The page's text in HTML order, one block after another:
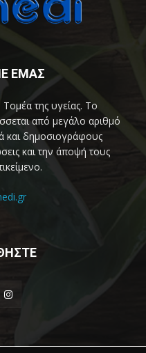
ΕΜΑΣ
της υγείας. Το
από μεγάλο αριθμό
και δημοσιογράφους
και την άποψή τους